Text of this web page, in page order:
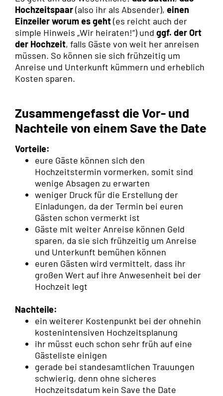
Hochzeitspaar(also ihr als Absender), einen
Einzeiler worum es geht(es reicht auch der
simple Hinweis „Wir heiraten!“) und ggf. der Ort
der Hochzeit, falls Gäste von weit her anreisen
müssen. So können sie sich frühzeitig um
Anreise und Unterkunft kümmern und erheblich
Kosten sparen.
Zusammengefasst die Vor- und
Nachteile von einem Save the Date
Vorteile:
eure Gäste können sich den
Hochzeitstermin vormerken, somit sind
wenige Absagen zu erwarten
weniger Druck für die Erstellung der
Einladungen, da der Termin bei euren
Gästen schon vermerkt ist
Gäste mit weiter Anreise können Geld
sparen, da sie sich frühzeitig um Anreise
und Unterkunft bemühen können
euren Gästen wird vermittelt, dass ihr
großen Wert auf ihre Anwesenheit bei der
Hochzeit legt
Nachteile:
ein weiterer Kostenpunkt bei der ohnehin
kostenintensiven Hochzeitsplanung
ihr müsst euch schon sehr früh auf eine
Gästeliste einigen
gerade bei standesamtlichen Trauungen
schwierig, denn ohne sicheres
Hochzeitsdatum kein Save the Date